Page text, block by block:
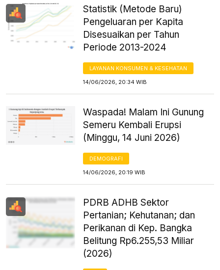
Statistik (Metode Baru)
Pengeluaran per Kapita
Disesuaikan per Tahun
Periode 2013-2024
LAYANAN KONSUMEN & KESEHATAN
14/06/2026, 20:34 WIB
Waspada! Malam Ini Gunung
Semeru Kembali Erupsi
(Minggu, 14 Juni 2026)
DEMOGRAFI
14/06/2026, 20:19 WIB
PDRB ADHB Sektor
Pertanian; Kehutanan; dan
Perikanan di Kep. Bangka
Belitung Rp6.255,53 Miliar
(2026)